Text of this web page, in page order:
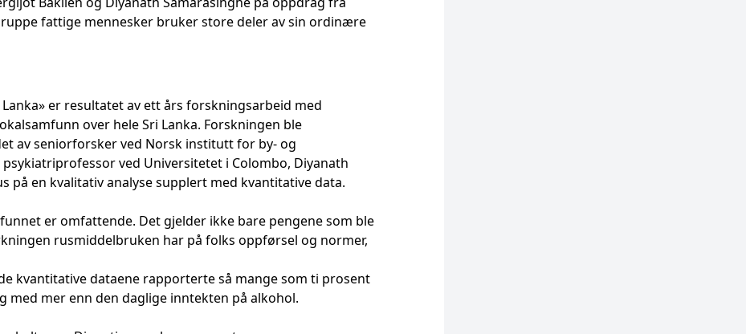
fattige mennesker bruker store deler av sin ordinære
er resultatet av ett års forskningsarbeid med
over hele Sri Lanka. Forskningen ble
av seniorforsker ved Norsk institutt for by- og
ved Universitetet i Colombo, Diyanath
på en kvalitativ analyse supplert med kvantitative data.
er omfattende. Det gjelder ikke bare pengene som ble
rusmiddelbruken har på folks oppførsel og normer,
kvantitative dataene rapporterte så mange som ti prosent
med mer enn den daglige inntekten på alkohol.